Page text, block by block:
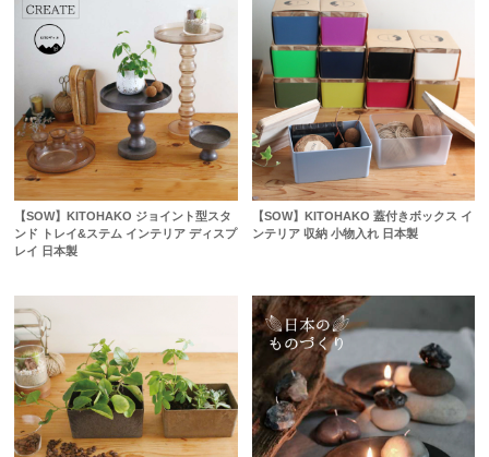
【SOW】KITOHAKO ジョイント型スタ
ンド トレイ&ステム インテリア ディスプ
レイ 日本製
【SOW】KITOHAKO 蓋付きボックス イ
ンテリア 収納 小物入れ 日本製